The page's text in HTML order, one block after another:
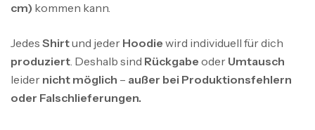
cm) kommen kann.
Jedes Shirtund jeder Hoodie wird individuell für dich
produziert. Deshalb sind Rückgabe oder Umtausch
leider nicht möglich – außer bei Produktionsfehlern
oder Falschlieferungen.